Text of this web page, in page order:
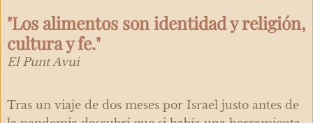
"Los alimentos son identidad y religión,
cultura y fe."
El Punt Avui
Tras un viaje de dos meses por Israel justo antes de